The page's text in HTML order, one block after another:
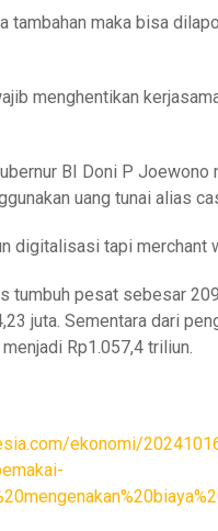
tambahan maka bisa
menghentikan
BI Doni P
uang tunai alias
digitalisasi tapi merchant
tumbuh pesat sebesar
juta. Sementara dari
Rp1.057,4 triliun.
ekonomi/